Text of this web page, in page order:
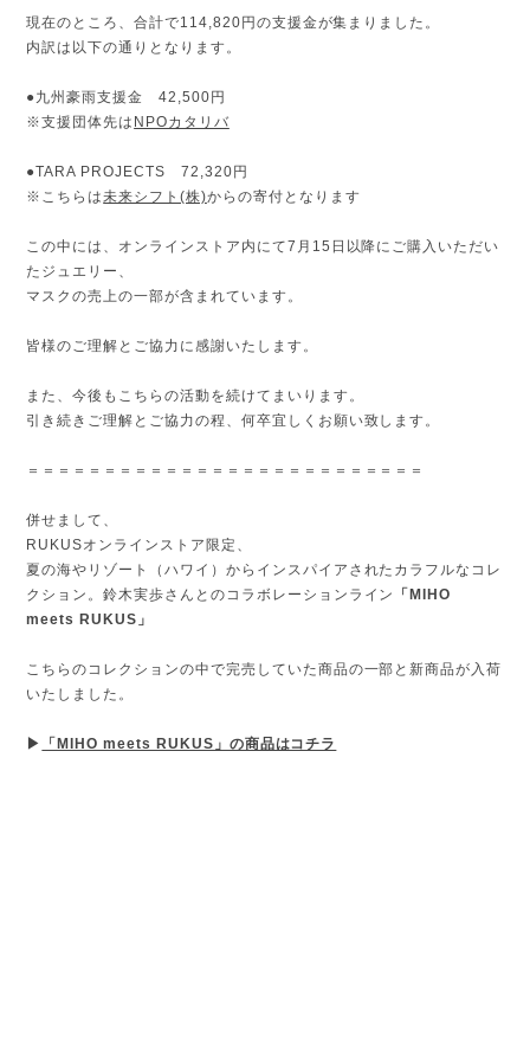
現在のところ、合計で114,820円の支援金が集まりました。
内訳は以下の通りとなります。
●九州豪雨支援金 42, 500円
※支援団体先は NPOカタリバ
●TARA PROJECTS 72,320円
※こちらは未来シフト(株)からの寄付となります
この中には、オンラインストア内にて7月15日以降にご購入いただい
たジュエリー、
マスクの売上の一部が含まれています。
皆様のご理解とご協力に感謝いたします。
また、今後もこちらの活動を続けてまいります。
引き続きご理解とご協力の程、何卒宜しくお願い致します。
＝＝＝＝＝＝＝＝＝＝＝＝＝＝＝＝＝＝＝＝＝＝＝＝＝＝
併せまして、
RUKUSオンラインストア限定、
夏の海やリゾート（ハワイ）からインスパイアされたカラフルなコレ
クション。鈴木実歩さんとのコラボレーションライン
「MIHO
meets RUKUS」
こちらのコレクションの中で完売していた商品の一部と新商品が入荷
いたしました。
▶ 「MIHO meets RUKUS」の商品はコチラ